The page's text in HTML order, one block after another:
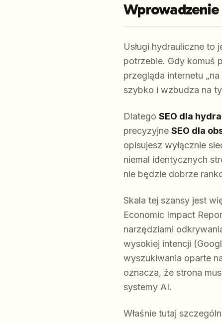
Wprowadzenie
Usługi hydrauliczne
potrzebie. Gdy komuś
przegląda internetu
szybko i wzbudza na
Dlatego SEO dla
precyzyjne SEO dla
opisujesz wyłącznie
niemal identycznych
nie będzie dobrze
Skala tej szansy jest
Economic Impact
narzędziami
wysokiej intencji
wyszukiwania oparte
oznacza, że strona
systemy AI.
Właśnie tutaj